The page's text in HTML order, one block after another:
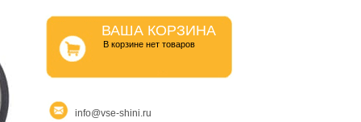
ВАША КОРЗИНА
B корзине нет товаров
info@vse-shini.ru